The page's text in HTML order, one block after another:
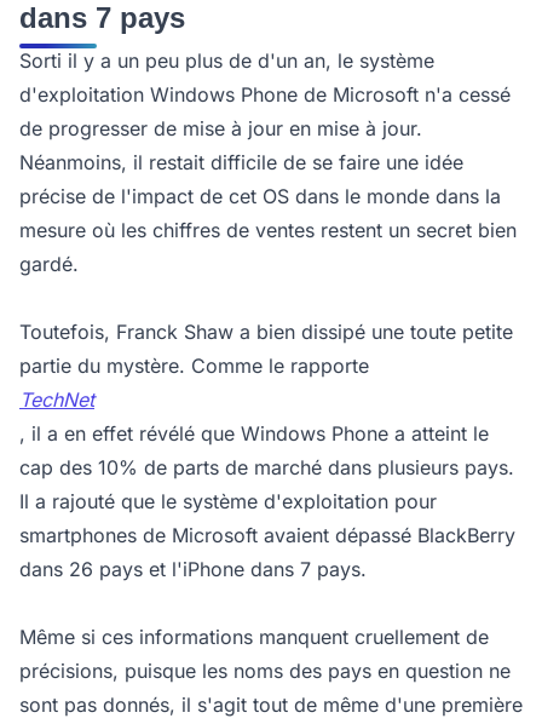
dans 7 pays
Sorti il y a un peu plus de d'un an, le système
d'exploitation Windows Phone de Microsoft n'a cessé
de progresser de mise à jour en mise à jour.
Néanmoins, il restait difficile de se faire une idée
précise de l'impact de cet OS dans le monde dans la
mesure où les chiffres de ventes restent un secret bien
gardé.
Toutefois, Franck Shaw a bien dissipé une toute petite
partie du mystère. Comme le rapporte
TechNet
, il a en effet révélé que Windows Phone a atteint le
cap des 10% de parts de marché dans plusieurs pays.
Il a rajouté que le système d'exploitation pour
smartphones de Microsoft avaient dépassé BlackBerry
dans 26 pays et l'iPhone dans 7 pays.
Même si ces informations manquent cruellement de
précisions, puisque les noms des pays en question ne
sont pas donnés, il s'agit tout de même d'une première